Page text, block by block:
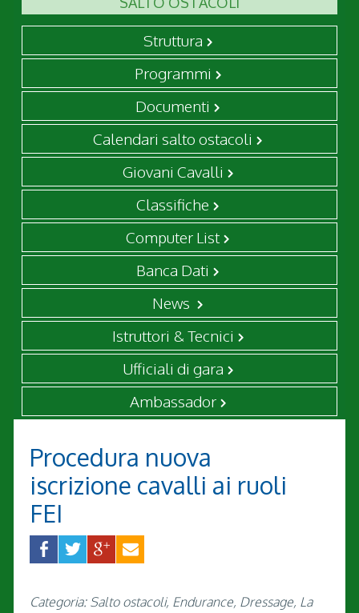
Struttura
Programmi
Documenti
Calendari salto ostacoli
Giovani Cavalli
Classifiche
Computer List
Banca Dati
News
Istruttori & Tecnici
Ufficiali di gara
Ambassador
Procedura nuova
iscrizione cavalli ai ruoli
FEI
Categoria: Salto ostacoli, Endurance, Dressage, La